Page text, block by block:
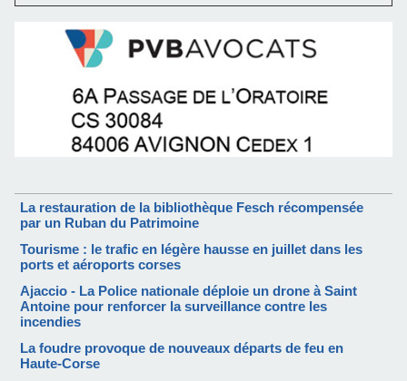
La restauration de la bibliothèque Fesch récompensée
par un Ruban du Patrimoine
Tourisme : le trafic en légère hausse en juillet dans les
ports et aéroports corses
Ajaccio - La Police nationale déploie un drone à Saint
Antoine pour renforcer la surveillance contre les
incendies
La foudre provoque de nouveaux départs de feu en
Haute-Corse